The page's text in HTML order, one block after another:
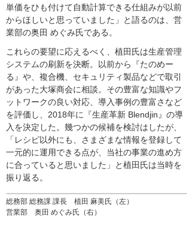
総務部 総務課 課長 植田 麻美氏（左）
営業部 奥田 めぐみ氏（右）
単価をひも付けて自動計算できる仕組みが以前
からほしいと思っていました」と語るのは、営
業部の奥田 めぐみ氏である。
これらの要望に応えるべく、植田氏は生産管理
システムの刷新を決断。以前から『たのめー
る』や、複合機、セキュリティ製品などで取引
があった大塚商会に相談。その豊富な知識やフ
ットワークの良い対応、導入事例の豊富さなど
を評価し、2018年に『生産革新 Blendjin』の導
入を決定した。幾つかの候補を検討はしたが、
「レシピ以外にも、さまざまな情報を登録して
一元的に運用できる点が、当社の事業の進め方
に合っていると思いました」と植田氏は当時を
振り返る。